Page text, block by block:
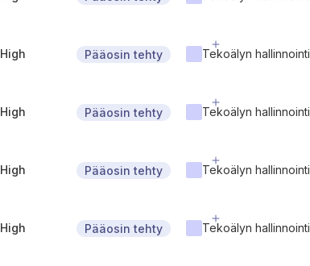
High Pääosin tehty Tekoälyn hallinnointi
High Pääosin tehty Tekoälyn hallinnointi
High Pääosin tehty Tekoälyn hallinnointi
High Pääosin tehty Tekoälyn hallinnointi